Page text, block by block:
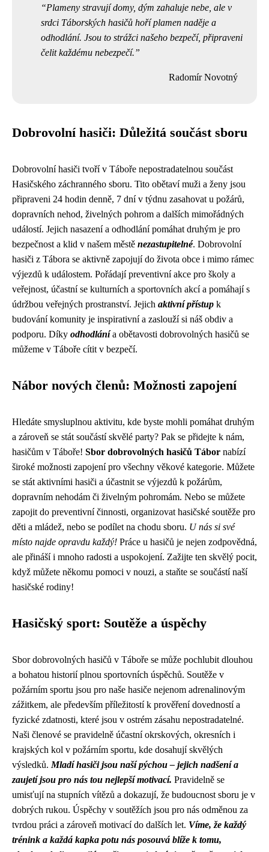
Plameny stravují domy, dým zahaluje nebe, ale v
srdci Táborských hasičů hoří plamen naděje a
odhodlání. Jsou to strážci našeho bezpečí, připraveni
čelit každému nebezpečí.
Radomír Novotný
Dobrovolní hasiči: Důležitá součást sboru
Dobrovolní hasiči tvoří v Táboře nepostradatelnou součást
Hasičského záchranného sboru. Tito obětaví muži a ženy jsou
připraveni 24 hodin denně, 7 dní v týdnu zasahovat u požárů,
dopravních nehod, živelných pohrom a dalších mimořádných
událostí. Jejich nasazení a odhodlání pomáhat druhým je pro
bezpečnost a klid v našem městě nezastupitelné. Dobrovolní
hasiči z Tábora se aktivně zapojují do života obce i mimo rámec
výjezdů k událostem. Pořádají preventivní akce pro školy a
veřejnost, účastní se kulturních a sportovních akcí a pomáhají s
údržbou veřejných prostranství. Jejich aktivní přístup k
budování komunity je inspirativní a zaslouží si náš obdiv a
podporu. Díky odhodlánía obětavosti dobrovolných hasičů se
můžeme v Táboře cítit v bezpečí.
Nábor nových členů: Možnosti zapojení
Hledáte smysluplnou aktivitu, kde byste mohli pomáhat druhým
a zároveň se stát součástí skvělé party? Pak se přidejte k nám,
hasičům v Táboře! Sbor dobrovolných hasičů Tábor nabízí
široké možnosti zapojení pro všechny věkové kategorie. Můžete
se stát aktivními hasiči a účastnit se výjezdů k požárům,
dopravním nehodám či živelným pohromám. Nebo se můžete
zapojit do preventivní činnosti, organizovat hasičské soutěže pro
děti a mládež, nebo se podílet na chodu sboru. U nás si své
místo najde opravdu každý! Práce u hasičů je nejen zodpovědná,
ale přináší i mnoho radosti a uspokojení. Zažijte ten skvělý pocit,
když můžete někomu pomoci v nouzi, a staňte se součástí naší
hasičské rodiny!
Hasičský sport: Soutěže a úspěchy
Sbor dobrovolných hasičů v Táboře se může pochlubit dlouhou
a bohatou historií plnou sportovních úspěchů. Soutěže v
požárním sportu jsou pro naše hasiče nejenom adrenalinovým
zážitkem, ale především příležitostí k prověření dovedností a
fyzické zdatnosti, které jsou v ostrém zásahu nepostradatelné.
Naši členové se pravidelně účastní okrskových, okresních i
krajských kol v požárním sportu, kde dosahují skvělých
výsledků. Mladí hasiči jsou naší pýchou – jejich nadšení a
zaujetí jsou pro nás tou nejlepší motivací. Pravidelně se
umisťují na stupních vítězů a dokazují, že budoucnost sboru je v
dobrých rukou. Úspěchy v soutěžích jsou pro nás odměnou za
tvrdou práci a zároveň motivací do dalších let. Víme, že každý
trénink a každá kapka potu nás posouvá blíže k tomu,